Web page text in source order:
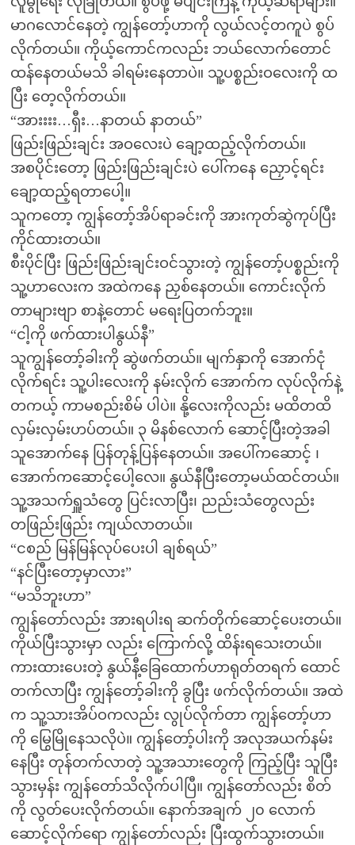
မာဂလောင်နေတဲ့ ကျွန်တော့်ဟာကို လွယ်လင့်တကူပဲ စွပ်
လိုက်တယ်။ ကိုယ့်ကောင်ကလည်း ဘယ်လောက်တောင်
ထန်နေတယ်မသိ ခါရမ်းနေတာပဲ။ သူ့ပစ္စည်းဝလေးကို ထ
ပြီး တေ့လိုက်တယ်။
“အားးးး…ရှီး…နာတယ် နာတယ်”
ဖြည်းဖြည်းချင်း အဝလေးပဲ ချော့ထည့်လိုက်တယ်။
အစပိုင်းတော့ ဖြည်းဖြည်းချင်းပဲ ပေါ်ကနေ ညှောင့်ရင်း
ချော့ထည့်ရတာပေါ့။
သူကတော့ ကျွန်တော့်အိပ်ရာခင်းကို အားကုတ်ဆွဲကုပ်ပြီး
ကိုင်ထားတယ်။
စီးပိုင်ပြီး ဖြည်းဖြည်းချင်းဝင်သွားတဲ့ ကျွန်တော့်ပစ္စည်းကို
သူ့ဟာလေးက အထဲကနေ ညှစ်နေတယ်။ ကောင်းလိုက်
တာများဗျာ စာနဲ့တောင် မရေးပြတက်ဘူး။
“ငါ့ကို ဖက်ထားပါနွယ်နီ”
သူကျွန်တော့်ခါးကို ဆွဲဖက်တယ်။ မျက်နှာကို အောက်ငုံ
လိုက်ရင်း သူ့ပါးလေးကို နမ်းလိုက် အောက်က လုပ်လိုက်နဲ့
တကယ့် ကာမစည်းစိမ် ပါပဲ။ နို့လေးကိုလည်း မထိတထိ
လှမ်းလှမ်းဟပ်တယ်။ ၃ မိနစ်လောက် ဆောင့်ပြီးတဲ့အခါ
သူအောက်နေ ပြန်တုန့်ပြန်နေတယ်။ အပေါ်ကဆောင့် ၊
အောက်ကဆောင့်ပေါ့လေ။ နွယ်နီပြီးတော့မယ်ထင်တယ်။
သူ့အသက်ရှူသံတွေ ပြင်းလာပြီး၊ ညည်းသံတွေလည်း
တဖြည်းဖြည်း ကျယ်လာတယ်။
“ငစည် မြန်မြန်လုပ်ပေးပါ ချစ်ရယ်”
“နင်ပြီးတော့မှာလား”
“မသိဘူးဟာ”
ကျွန်တော်လည်း အားရပါးရ ဆက်တိုက်ဆောင့်ပေးတယ်။
ကိုယ်ပြီးသွားမှာ လည်း ကြောက်လို့ ထိန်းရသေးတယ်။
ကားထားပေးတဲ့ နွယ်နီ့ခြေထောက်ဟာရုတ်တရက် ထောင်
တက်လာပြီး ကျွန်တော့်ခါးကို ခွပြီး ဖက်လိုက်တယ်။ အထဲ
က သူ့သားအိပ်ဝကလည်း လွုပ်လိုက်တာ ကျွန်တော့်ဟာ
ကို မြွေမြိုနေသလိုပဲ။ ကျွန်တော့်ပါးကို အလုအယက်နမ်း
နေပြီး တုန်တက်လာတဲ့ သူ့အသားတွေကို ကြည့်ပြီး သူပြီး
သွားမှန်း ကျွန်တော်သိလိုက်ပါပြီ။ ကျွန်တော်လည်း စိတ်
ကို လွတ်ပေးလိုက်တယ်။ နောက်အချက် ၂၀ လောက်
ဆောင့်လိုက်ရော ကျွန်တော်လည်း ပြီးထွက်သွားတယ်။